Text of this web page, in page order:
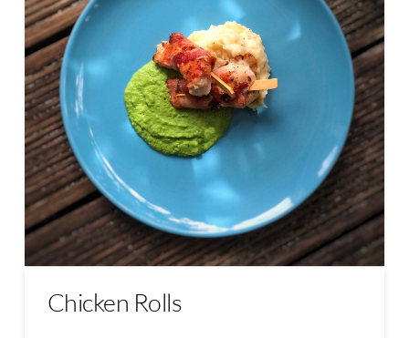
Chicken Rolls